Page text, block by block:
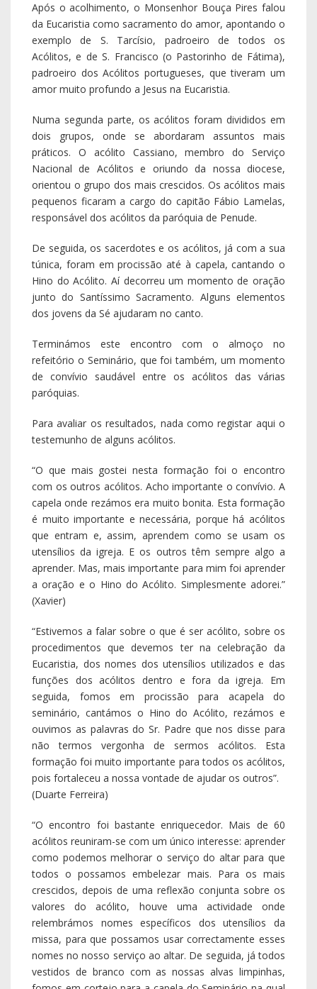
Após o acolhimento, o Monsenhor Bouça Pires falou
da Eucaristia como sacramento do amor, apontando o
exemplo de S. Tarcísio, padroeiro de todos os
Acólitos, e de S. Francisco (o Pastorinho de Fátima),
padroeiro dos Acólitos portugueses, que tiveram um
amor muito profundo a Jesus na Eucaristia.
Numa segunda parte, os acólitos foram divididos em
dois grupos, onde se abordaram assuntos mais
práticos. O acólito Cassiano, membro do Serviço
Nacional de Acólitos e oriundo da nossa diocese,
orientou o grupo dos mais crescidos. Os acólitos mais
pequenos ficaram a cargo do capitão Fábio Lamelas,
responsável dos acólitos da paróquia de Penude.
De seguida, os sacerdotes e os acólitos, já com a sua
túnica, foram em procissão até à capela, cantando o
Hino do Acólito. Aí decorreu um momento de oração
junto do Santíssimo Sacramento. Alguns elementos
dos jovens da Sé ajudaram no canto.
Terminámos este encontro com o almoço no
refeitório o Seminário, que foi também, um momento
de convívio saudável entre os acólitos das várias
paróquias.
Para avaliar os resultados, nada como registar aqui o
testemunho de alguns acólitos.
“O que mais gostei nesta formação foi o encontro
com os outros acólitos. Acho importante o convívio. A
capela onde rezámos era muito bonita. Esta formação
é muito importante e necessária, porque há acólitos
que entram e, assim, aprendem como se usam os
utensílios da igreja. E os outros têm sempre algo a
aprender. Mas, mais importante para mim foi aprender
a oração e o Hino do Acólito. Simplesmente adorei.”
(Xavier)
“Estivemos a falar sobre o que é ser acólito, sobre os
procedimentos que devemos ter na celebração da
Eucaristia, dos nomes dos utensílios utilizados e das
funções dos acólitos dentro e fora da igreja. Em
seguida, fomos em procissão para acapela do
seminário, cantámos o Hino do Acólito, rezámos e
ouvimos as palavras do Sr. Padre que nos disse para
não termos vergonha de sermos acólitos. Esta
formação foi muito importante para todos os acólitos,
pois fortaleceu a nossa vontade de ajudar os outros”.
(Duarte Ferreira)
“O encontro foi bastante enriquecedor. Mais de 60
acólitos reuniram-se com um único interesse: aprender
como podemos melhorar o serviço do altar para que
todos o possamos embelezar mais. Para os mais
crescidos, depois de uma reflexão conjunta sobre os
valores do acólito, houve uma actividade onde
relembrámos nomes específicos dos utensílios da
missa, para que possamos usar correctamente esses
nomes no nosso serviço ao altar. De seguida, já todos
vestidos de branco com as nossas alvas limpinhas,